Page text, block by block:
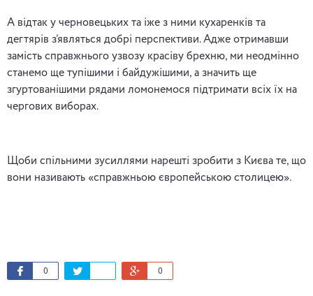
А відтак у черновецьких та іже з ними кухаренків та
дегтярів з’являться добрі перспективи. Адже отримавши
замість справжнього узвозу красіву брехню, ми неодмінно
станемо ще тупішими і байдужішими, а значить ще
згуртованішими рядами ломонемося підтримати всіх їх на
чергових виборах.
Щоби спільними зусиллями нарешті зробити з Києва те, що
вони називають «справжньою європейською столицею».
0 0